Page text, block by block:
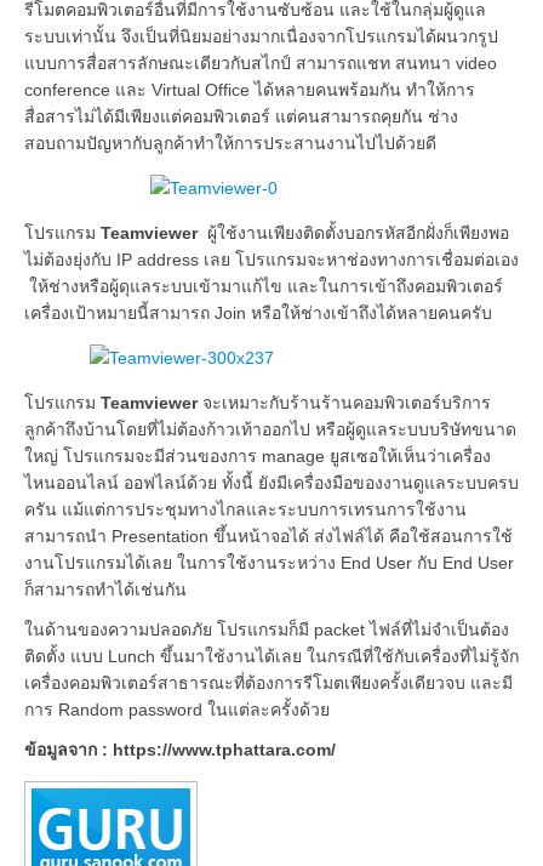
รีโมตคอมพิวเตอร์อื่นที่มีการใช้งานซับซ้อน และใช้ในกลุ่มผู้ดูแล
ระบบเท่านั้น จึงเป็นที่นิยมอย่างมากเนื่องจากโปรแกรมได้ผนวกรูป
แบบการสื่อสารลักษณะเดียวกับสไกป์ สามารถแชท สนทนา video
conference และ Virtual Office ได้หลายคนพร้อมกัน ทำให้การ
สื่อสารไม่ได้มีเพียงแต่คอมพิวเตอร์ แต่คนสามารถคุยกัน ช่าง
สอบถามปัญหากับลูกค้าทำให้การประสานงานไปไปด้วยดี
โปรแกรม Teamviewer ผู้ใช้งานเพียงติดตั้งบอกรหัสอีกฝั่งก็เพียงพอ
ไม่ต้องยุ่งกับ IP address เลย โปรแกรมจะหาช่องทางการเชื่อมต่อเอง
ให้ช่างหรือผู้ดุแลระบบเข้ามาแก้ไข และในการเข้าถึงคอมพิวเตอร์
เครื่องเป้าหมายนี้สามารถ Join หรือให้ช่างเข้าถึงได้หลายคนครับ
โปรแกรม Teamviewer จะเหมาะกับร้านร้านคอมพิวเตอร์บริการ
ลูกค้าถึงบ้านโดยที่ไม่ต้องก้าวเท้าออกไป หรือผู้ดูแลระบบบริษัทขนาด
ใหญ่ โปรแกรมจะมีส่วนของการ manage ยูสเซอให้เห็นว่าเครื่อง
ไหนออนไลน์ ออฟไลน์ด้วย ทั้งนี้ ยังมีเครื่องมือของงานดูแลระบบครบ
ครัน แม้แต่การประชุมทางไกลและระบบการเทรนการใช้งาน
สามารถนำ Presentation ขึ้นหน้าจอได้ ส่งไฟล์ได้ คือใช้สอนการใช้
งานโปรแกรมได้เลย ในการใช้งานระหว่าง End User กับ End User
ก็สามารถทำได้เช่นกัน
ในด้านของความปลอดภัย โปรแกรมก็มี packet ไฟล์ที่ไม่จำเป็นต้อง
ติดตั้ง แบบ Lunch ขึ้นมาใช้งานได้เลย ในกรณีที่ใช้กับเครื่องที่ไม่รู้จัก
เครื่องคอมพิวเตอร์สาธารณะที่ต้องการรีโมตเพียงครั้งเดียวจบ และมี
การ Random password ในแต่ละครั้งด้วย
ข้อมูลจาก : https://www.tphattara.com/